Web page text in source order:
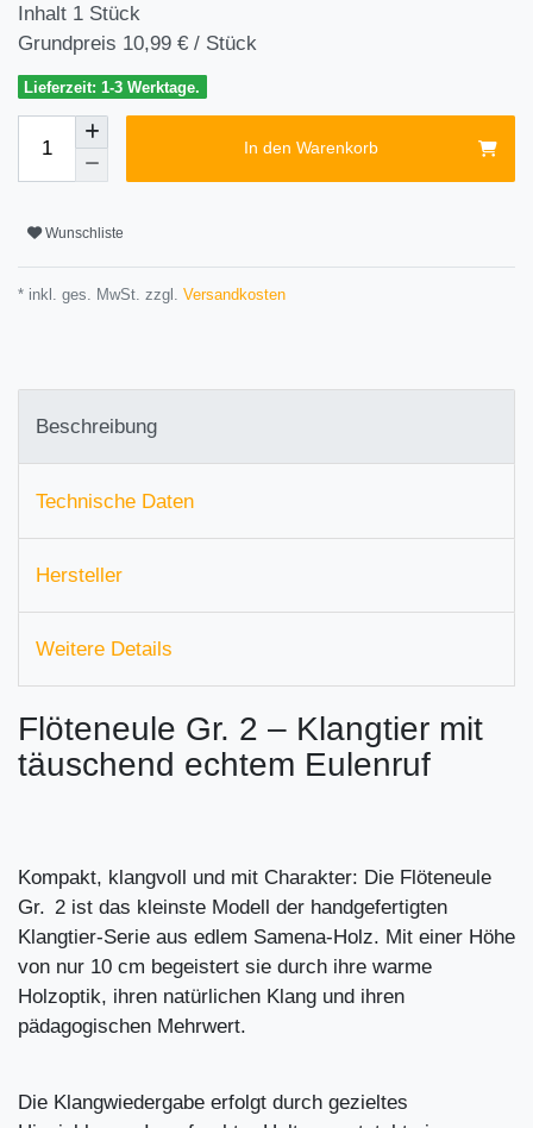
Inhalt 1 Stück
Grundpreis 10,99 € / Stück
Lieferzeit: 1-3 Werktage.
In den Warenkorb
Wunschliste
* inkl. ges. MwSt. zzgl. Versandkosten
Beschreibung
Technische Daten
Hersteller
Weitere Details
Flöteneule Gr. 2 – Klangtier mit
täuschend echtem Eulenruf
Kompakt, klangvoll und mit Charakter: Die Flöteneule
Gr. 2 ist das kleinste Modell der handgefertigten
Klangtier-Serie aus edlem Samena-Holz. Mit einer Höhe
von nur 10 cm begeistert sie durch ihre warme
Holzoptik, ihren natürlichen Klang und ihren
pädagogischen Mehrwert.
Die Klangwiedergabe erfolgt durch gezieltes